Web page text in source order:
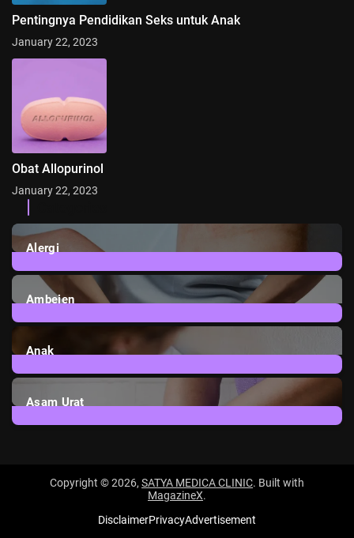
Pentingnya Pendidikan Seks untuk Anak
January 22, 2023
Obat Allopurinol
January 22, 2023
Alergi
6Posts
Ambeien
1Post
Anak
3Posts
Asam Urat
Copyright © 2026, SATYA MEDICA CLINIC. Built with
MagazineX.
DisclaimerPrivacyAdvertisement